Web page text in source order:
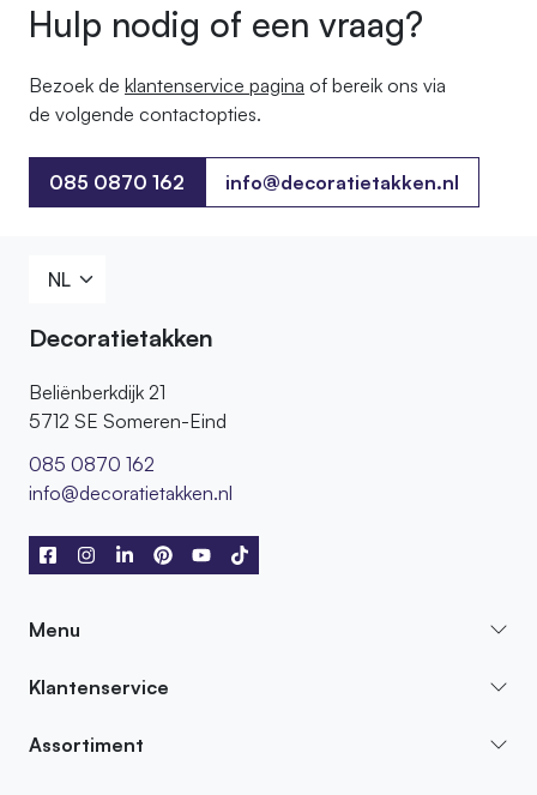
Hulp nodig of een vraag?
Bezoek de klantenservice pagina of bereik ons ​​via
de volgende contactopties.
085 0870 162
085 0870 162
info@decoratietakken.nl
Decoratietakken
Beliënberkdijk 21
5712 SE Someren-Eind
085 0870 162
info@decoratietakken.nl
Menu
Klantenservice
Assortiment